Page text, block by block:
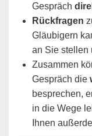
Gespräch
Rückfragen
Gläubigern
an Sie stellen
Zusammen
Gespräch die
besprechen,
in die Wege
Ihnen